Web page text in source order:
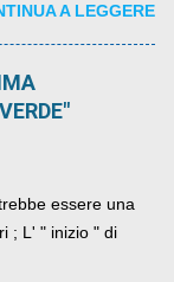
A LEGGERE
essere una
; L' " inizio " di